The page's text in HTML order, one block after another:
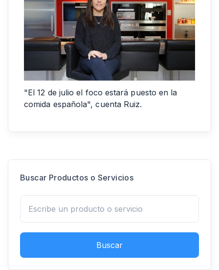
"El 12 de julio el foco estará puesto en la
comida española", cuenta Ruiz.
Buscar Productos o Servicios
Buscar